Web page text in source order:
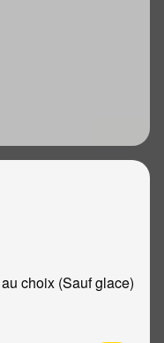
choix (Sauf glace)